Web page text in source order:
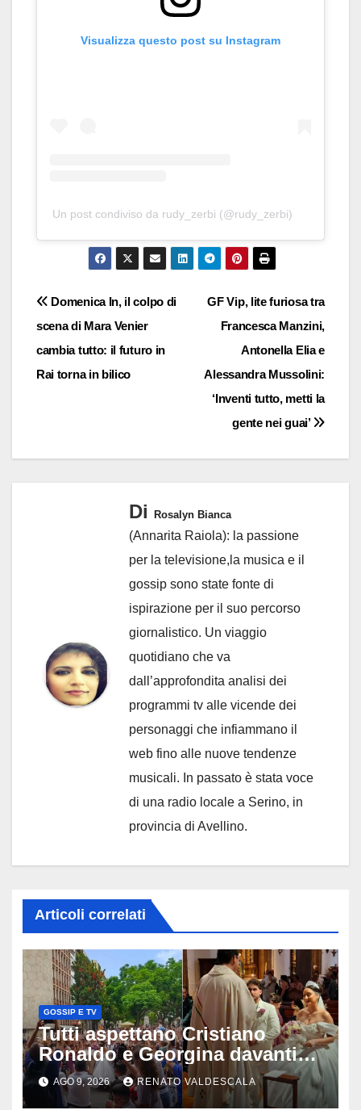
Visualizza questo post su Instagram
Un post condiviso da rudy_zerbi (@rudy_zerbi)
Navigazione
articoli
GF Vip, lite furiosa tra
Francesca Manzini,
Antonella Elia e
Alessandra Mussolini:
‘Inventi tutto, metti la
gente nei guai’
Domenica In, il colpo di
scena di Mara Venier
cambia tutto: il futuro in
Rai torna in bilico
Di Rosalyn Bianca
(Annarita Raiola): la passione
per la televisione,la musica e il
gossip sono state fonte di
ispirazione per il suo percorso
giornalistico. Un viaggio
quotidiano che va
dall’approfondita analisi dei
programmi tv alle vicende dei
personaggi che infiammano il
web fino alle nuove tendenze
musicali. In passato è stata voce
di una radio locale a Serino, in
provincia di Avellino.
Articoli correlati
GOSSIP E TV
Tutti aspettano Cristiano
Ronaldo e Georgina davanti
alla cattedrale: ma il
matrimonio era di un’altra
AGO 9, 2026 RENATO VALDESCALA